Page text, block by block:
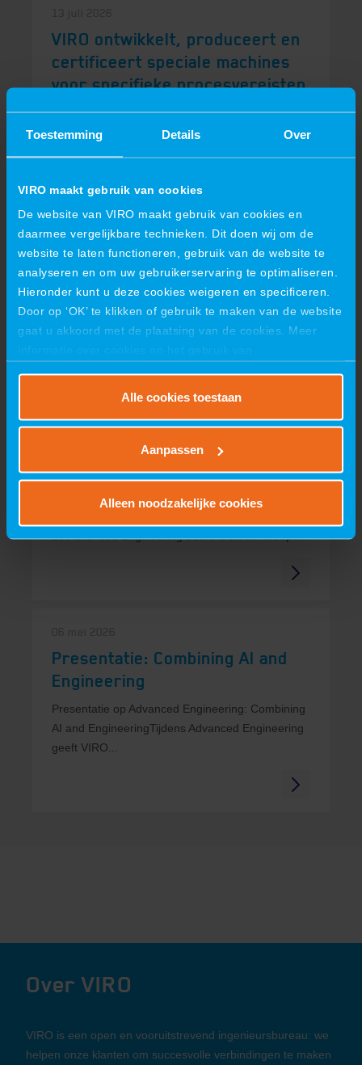
Toestemming Details Over
VIRO maakt gebruik van cookies
De website van VIRO maakt gebruik van cookies en
daarmee vergelijkbare technieken. Dit doen wij om de
website te laten functioneren, gebruik van de website te
analyseren en om uw gebruikerservaring te optimaliseren.
Hieronder kunt u deze cookies weigeren en specificeren.
Door op ‘OK’ te klikken of gebruik te maken van de website
gaat u akkoord met de plaatsing van de cookies. Meer
informatie over cookies en het gebruik van
Alle cookies toestaan
Aanpassen
Alleen noodzakelijke cookies
VIRO ontwikkelt, produceert en
certificeert speciale machines
voor specifieke procesvereisten
VIRO ontwikkelt, produceert en certificeert
speciale machines voor specifieke
19 juni 2026
VIRO viert succesvolle première
op ILA Berlin 2026
VIRO viert succesvolle première op ILA Berlin
2026Eerste deelname aan de toonaangevende...
winnaar!
de Advanced Engineering beurs draaide het op...
Presentatie: Combining AI and
Engineering
Presentatie op Advanced Engineering: Combining
AI and EngineeringTijdens Advanced Engineering
geeft VIRO...
Over VIRO
VIRO is een open en vooruitstrevend ingenieursbureau: we
helpen onze klanten om succesvolle verbindingen te maken